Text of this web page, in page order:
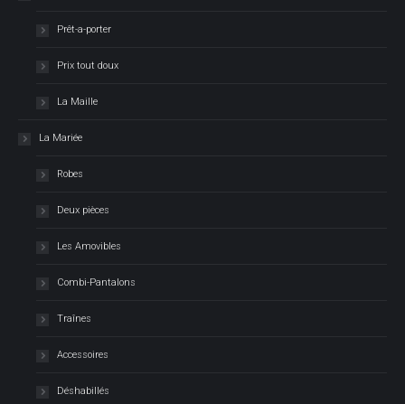
Prêt-a-porter
Prix tout doux
La Maille
La Mariée
Robes
Deux pièces
Les Amovibles
Combi-Pantalons
Traînes
Accessoires
Déshabillés